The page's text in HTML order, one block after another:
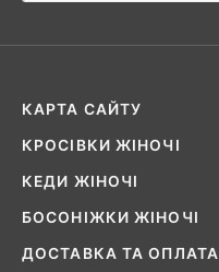
КАРТА САЙТУ
КРОСІВКИ ЖІНОЧІ
КЕДИ ЖІНОЧІ
БОСОНІЖКИ ЖІНОЧІ
ДОСТАВКА ТА ОПЛАТА